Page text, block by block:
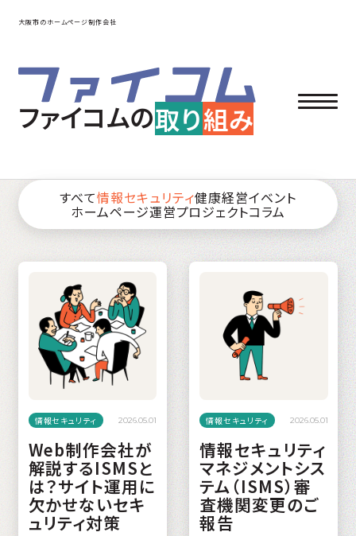
大阪市のホームページ制作会社
ファイコムの取り組み
すべて情報セキュリティ健康経営イベント
ホームページ運営プロジェクトコラム
情報セキュリティ 2026.05.01
Web制作会社が
解説するISMSと
は？サイト運用に
欠かせないセキ
ュリティ対策
情報セキュリティ 2026.05.01
情報セキュリティ
マネジメントシス
テム（ISMS）審
査機関変更のご
報告